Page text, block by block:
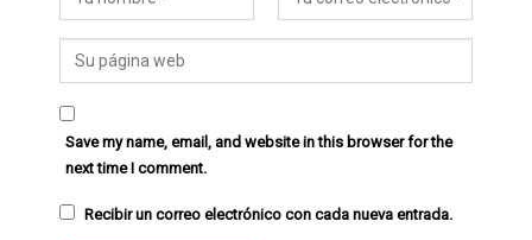
Save my name, email, and website in this browser for the
next time I comment.
Recibir un correo electrónico con cada nueva entrada.